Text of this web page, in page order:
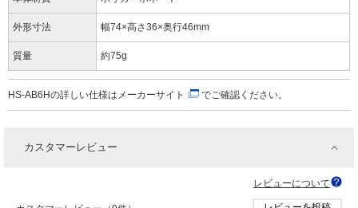
外形寸法 幅74×高さ36×奥行46mm
質量 約75g
HS-AB6Hの詳しい仕様は メーカーサイト でご確認ください。
カスタマーレビュー
レビューについて